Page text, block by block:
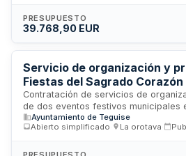
personal auxiliar. El Ayuntamiento
empresa especializada para
que requiere una coordinación única
directa del adjudicatario en la
servicios.
PRESUPUESTO
39.768,90 EUR
Servicio de organización y
Fiestas del Sagrado
Lapa en Teguise
Contratación de servicios de
de dos eventos festivos municipales
Teguise: las Fiestas del Sagrado
Caleta de Famara y las Fiestas de La
requiere la prestación integral de
Ayuntamiento de Teguise
Abierto simplificado
La orotava Pub.